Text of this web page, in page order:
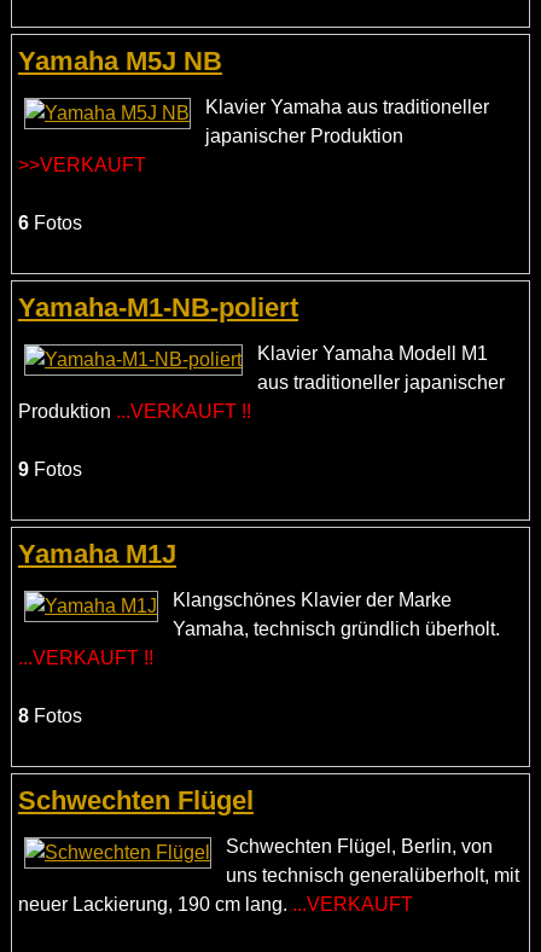
Yamaha M5J NB
Klavier Yamaha aus traditioneller
japanischer Produktion
>>VERKAUFT
6Fotos
Yamaha-M1-NB-poliert
Klavier Yamaha Modell M1
aus traditioneller japanischer
Produktion ...VERKAUFT !!
9Fotos
Yamaha M1J
Klangschönes Klavier der Marke
Yamaha, technisch gründlich überholt.
...VERKAUFT !!
8Fotos
Schwechten Flügel
Schwechten Flügel, Berlin, von
uns technisch generalüberholt, mit
neuer Lackierung, 190 cm lang. ...VERKAUFT